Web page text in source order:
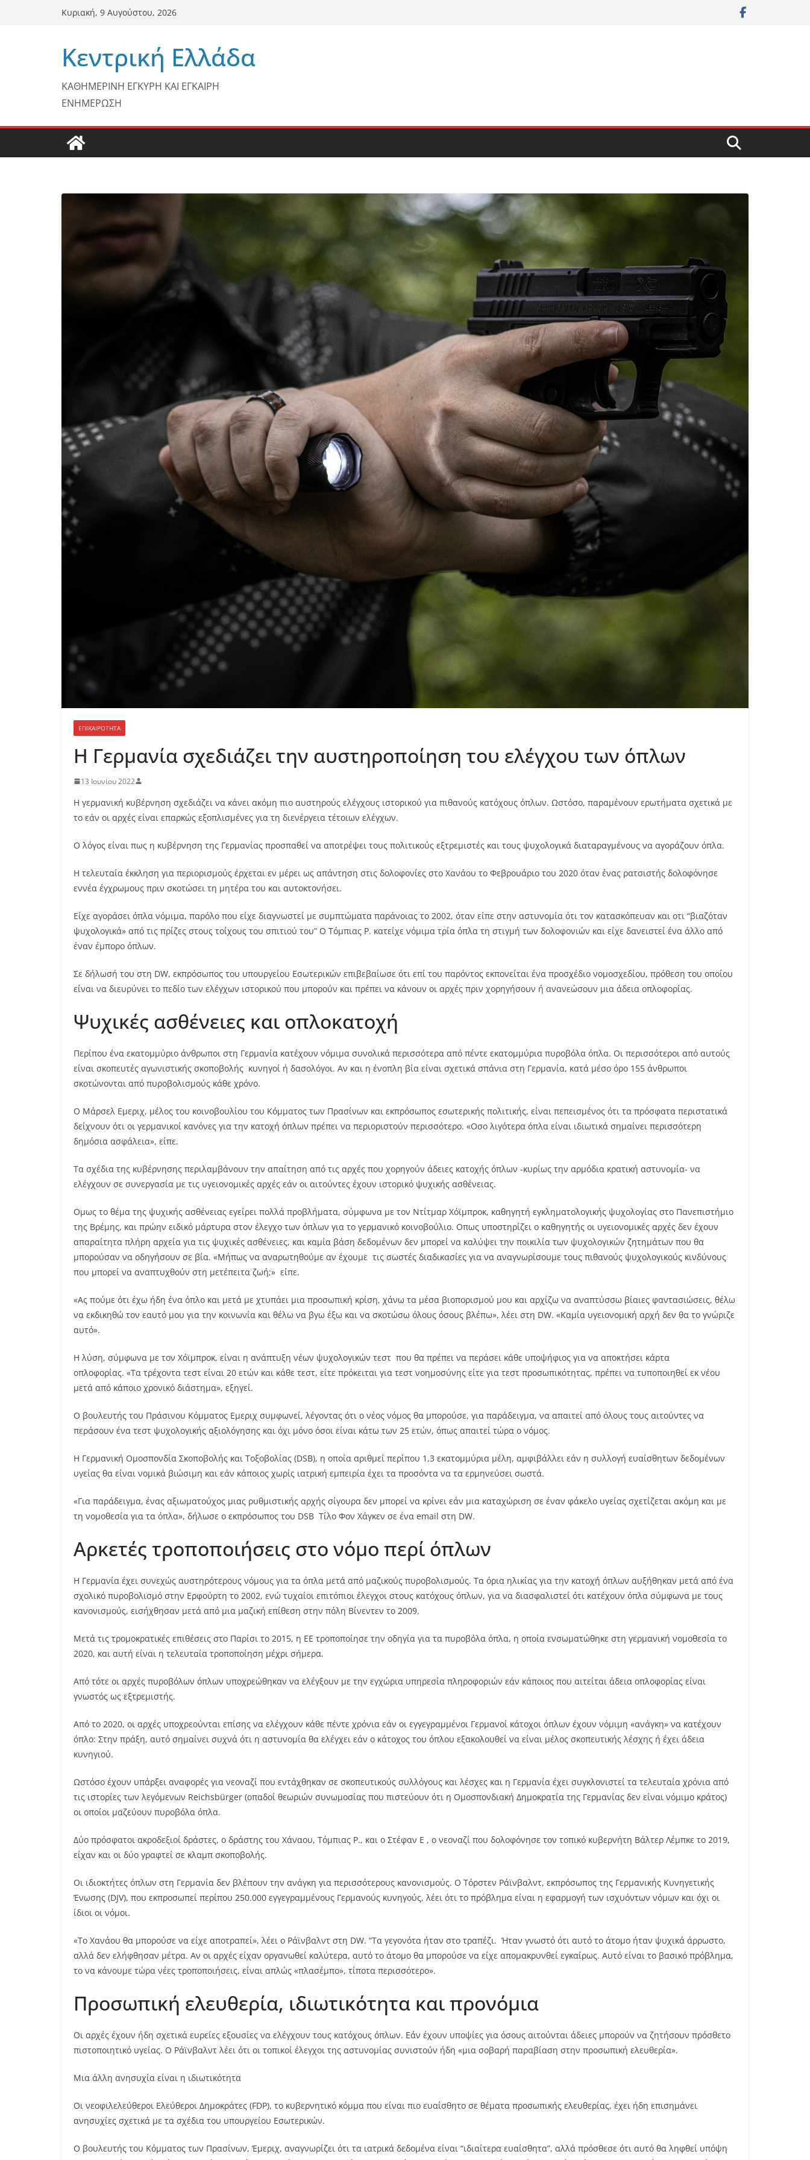
Κυριακή, 9 Αυγούστου, 2026
Κεντρική Ελλάδα
ΚΑΘΗΜΕΡΙΝΗ ΕΓΚΥΡΗ ΚΑΙ ΕΓΚΑΙΡΗ
ΕΝΗΜΕΡΩΣΗ
ΕΠΙΚΑΙΡΟΤΗΤΑ
Η Γερμανία σχεδιάζει την αυστηροποίηση του ελέγχου των όπλων
13 Ιουνίου 2022
Η γερμανική κυβέρνηση σχεδιάζει να κάνει ακόμη πιο αυστηρούς ελέγχους ιστορικού για πιθανούς κατόχους όπλων. Ωστόσο, παραμένουν ερωτήματα σχετικά με
το εάν οι αρχές είναι επαρκώς εξοπλισμένες για τη διενέργεια τέτοιων ελέγχων.
Ο λόγος είναι πως η κυβέρνηση της Γερμανίας προσπαθεί να αποτρέψει τους πολιτικούς εξτρεμιστές και τους ψυχολογικά διαταραγμένους να αγοράζουν όπλα.
Η τελευταία έκκληση για περιορισμούς έρχεται εν μέρει ως απάντηση στις δολοφονίες στο Χανάου το Φεβρουάριο του 2020 όταν ένας ρατσιστής δολοφόνησε
εννέα έγχρωμους πριν σκοτώσει τη μητέρα του και αυτοκτονήσει.
Είχε αγοράσει όπλα νόμιμα, παρόλο που είχε διαγνωστεί με συμπτώματα παράνοιας το 2002, όταν είπε στην αστυνομία ότι τον κατασκόπευαν και οτι “βιαζόταν
ψυχολογικά» από τις πρίζες στους τοίχους του σπιτιού του” Ο Τόμπιας Ρ. κατείχε νόμιμα τρία όπλα τη στιγμή των δολοφονιών και είχε δανειστεί ένα άλλο από
έναν έμπορο όπλων.
Σε δήλωσή του στη DW, εκπρόσωπος του υπουργείου Εσωτερικών επιβεβαίωσε ότι επί του παρόντος εκπονείται ένα προσχέδιο νομοσχεδίου, πρόθεση του οποίου
είναι να διευρύνει το πεδίο των ελέγχων ιστορικού που μπορούν και πρέπει να κάνουν οι αρχές πριν χορηγήσουν ή ανανεώσουν μια άδεια οπλοφορίας.
Ψυχικές ασθένειες και οπλοκατοχή
Περίπου ένα εκατομμύριο άνθρωποι στη Γερμανία κατέχουν νόμιμα συνολικά περισσότερα από πέντε εκατομμύρια πυροβόλα όπλα. Οι περισσότεροι από αυτούς
είναι σκοπευτές αγωνιστικής σκοποβολής κυνηγοί ή δασολόγοι. Αν και η ένοπλη βία είναι σχετικά σπάνια στη Γερμανία, κατά μέσο όρο 155 άνθρωποι
σκοτώνονται από πυροβολισμούς κάθε χρόνο.
Ο Μάρσελ Εμεριχ, μέλος του κοινοβουλίου του Κόμματος των Πρασίνων και εκπρόσωπος εσωτερικής πολιτικής, είναι πεπεισμένος ότι τα πρόσφατα περιστατικά
δείχνουν ότι οι γερμανικοί κανόνες για την κατοχή όπλων πρέπει να περιοριστούν περισσότερο. «Οσο λιγότερα όπλα είναι ιδιωτικά σημαίνει περισσότερη
δημόσια ασφάλεια», είπε.
Τα σχέδια της κυβέρνησης περιλαμβάνουν την απαίτηση από τις αρχές που χορηγούν άδειες κατοχής όπλων -κυρίως την αρμόδια κρατική αστυνομία- να
ελέγχουν σε συνεργασία με τις υγειονομικές αρχές εάν οι αιτούντες έχουν ιστορικό ψυχικής ασθένειας.
Ομως το θέμα της ψυχικής ασθένειας εγείρει πολλά προβλήματα, σύμφωνα με τον Ντίτμαρ Χόϊμπροκ, καθηγητή εγκληματολογικής ψυχολογίας στο Πανεπιστήμιο
της Βρέμης, και πρώην ειδικό μάρτυρα στον έλεγχο των όπλων για το γερμανικό κοινοβούλιο. Οπως υποστηρίζει ο καθηγητής οι υγειονομικές αρχές δεν έχουν
απαραίτητα πλήρη αρχεία για τις ψυχικές ασθένειες, και καμία βάση δεδομένων δεν μπορεί να καλύψει την ποικιλία των ψυχολογικών ζητημάτων που θα
μπορούσαν να οδηγήσουν σε βία. «Μήπως να αναρωτηθούμε αν έχουμε τις σωστές διαδικασίες για να αναγνωρίσουμε τους πιθανούς ψυχολογικούς κινδύνους
που μπορεί να αναπτυχθούν στη μετέπειτα ζωή;» είπε.
«Ας πούμε ότι έχω ήδη ένα όπλο και μετά με χτυπάει μια προσωπική κρίση, χάνω τα μέσα βιοπορισμού μου και αρχίζω να αναπτύσσω βίαιες φαντασιώσεις, θέλω
να εκδικηθώ τον εαυτό μου για την κοινωνία και θέλω να βγω έξω και να σκοτώσω όλους όσους βλέπω», λέει στη DW. «Καμία υγειονομική αρχή δεν θα το γνώριζε
αυτό».
Η λύση, σύμφωνα με τον Χόϊμπροκ, είναι η ανάπτυξη νέων ψυχολογικών τεστ που θα πρέπει να περάσει κάθε υποψήφιος για να αποκτήσει κάρτα
οπλοφορίας. «Τα τρέχοντα τεστ είναι 20 ετών και κάθε τεστ, είτε πρόκειται για τεστ νοημοσύνης είτε για τεστ προσωπικότητας, πρέπει να τυποποιηθεί εκ νέου
μετά από κάποιο χρονικό διάστημα», εξηγεί.
Ο βουλευτής του Πράσινου Κόμματος Eμεριχ συμφωνεί, λέγοντας ότι ο νέος νόμος θα μπορούσε, για παράδειγμα, να απαιτεί από όλους τους αιτούντες να
περάσουν ένα τεστ ψυχολογικής αξιολόγησης και όχι μόνο όσοι είναι κάτω των 25 ετών, όπως απαιτεί τώρα ο νόμος.
Η Γερμανική Ομοσπονδία Σκοποβολής και Τοξοβολίας (DSB), η οποία αριθμεί περίπου 1,3 εκατομμύρια μέλη, αμφιβάλλει εάν η συλλογή ευαίσθητων δεδομένων
υγείας θα είναι νομικά βιώσιμη και εάν κάποιος χωρίς ιατρική εμπειρία έχει τα προσόντα να τα ερμηνεύσει σωστά.
«Για παράδειγμα, ένας αξιωματούχος μιας ρυθμιστικής αρχής σίγουρα δεν μπορεί να κρίνει εάν μια καταχώριση σε έναν φάκελο υγείας σχετίζεται ακόμη και με
τη νομοθεσία για τα όπλα», δήλωσε ο εκπρόσωπος του DSB Τίλο Φον Χάγκεν σε ένα email στη DW.
Αρκετές τροποποιήσεις στο νόμο περί όπλων
Η Γερμανία έχει συνεχώς αυστηρότερους νόμους για τα όπλα μετά από μαζικούς πυροβολισμούς. Τα όρια ηλικίας για την κατοχή όπλων αυξήθηκαν μετά από ένα
σχολικό πυροβολισμό στην Ερφούρτη το 2002, ενώ τυχαίοι επιτόπιοι έλεγχοι στους κατόχους όπλων, για να διασφαλιστεί ότι κατέχουν όπλα σύμφωνα με τους
κανονισμούς, εισήχθησαν μετά από μια μαζική επίθεση στην πόλη Βίνεντεν το 2009.
Μετά τις τρομοκρατικές επιθέσεις στο Παρίσι το 2015, η ΕΕ τροποποίησε την οδηγία για τα πυροβόλα όπλα, η οποία ενσωματώθηκε στη γερμανική νομοθεσία το
2020, και αυτή είναι η τελευταία τροποποίηση μέχρι σήμερα.
Από τότε οι αρχές πυροβόλων όπλων υποχρεώθηκαν να ελέγξουν με την εγχώρια υπηρεσία πληροφοριών εάν κάποιος που αιτείται άδεια οπλοφορίας είναι
γνωστός ως εξτρεμιστής.
Από το 2020, οι αρχές υποχρεούνται επίσης να ελέγχουν κάθε πέντε χρόνια εάν οι εγγεγραμμένοι Γερμανοί κάτοχοι όπλων έχουν νόμιμη «ανάγκη» να κατέχουν
όπλο: Στην πράξη, αυτό σημαίνει συχνά ότι η αστυνομία θα ελέγχει εάν ο κάτοχος του όπλου εξακολουθεί να είναι μέλος σκοπευτικής λέσχης ή έχει άδεια
κυνηγιού.
Ωστόσο έχουν υπάρξει αναφορές για νεοναζί που εντάχθηκαν σε σκοπευτικούς συλλόγους και λέσχες και η Γερμανία έχει συγκλονιστεί τα τελευταία χρόνια από
τις ιστορίες των λεγόμενων Reichsbürger (οπαδοί θεωριών συνωμοσίας που πιστεύουν ότι η Ομοσπονδιακή Δημοκρατία της Γερμανίας δεν είναι νόμιμο κράτος)
οι οποίοι μαζεύουν πυροβόλα όπλα.
Δύο πρόσφατοι ακροδεξιοί δράστες, ο δράστης του Χάναου, Tόμπιας Ρ., και ο Στέφαν E , ο νεοναζί που δολοφόνησε τον τοπικό κυβερνήτη Βάλτερ Λέμπκε το 2019,
είχαν και οι δύο γραφτεί σε κλαμπ σκοποβολής.
Οι ιδιοκτήτες όπλων στη Γερμανία δεν βλέπουν την ανάγκη για περισσότερους κανονισμούς. Ο Τόρστεν Ράϊνβαλντ, εκπρόσωπος της Γερμανικής Κυνηγετικής
Ένωσης (DJV), που εκπροσωπεί περίπου 250.000 εγγεγραμμένους Γερμανούς κυνηγούς, λέει ότι το πρόβλημα είναι η εφαρμογή των ισχυόντων νόμων και όχι οι
ίδιοι οι νόμοι.
«Το Χανάου θα μπορούσε να είχε αποτραπεί», λέει ο Ράϊνβαλντ στη DW. “Τα γεγονότα ήταν στο τραπέζι. Ήταν γνωστό ότι αυτό το άτομο ήταν ψυχικά άρρωστο,
αλλά δεν ελήφθησαν μέτρα. Αν οι αρχές είχαν οργανωθεί καλύτερα, αυτό το άτομο θα μπορούσε να είχε απομακρυνθεί εγκαίρως. Αυτό είναι το βασικό πρόβλημα,
το να κάνουμε τώρα νέες τροποποιήσεις, είναι απλώς «πλασέμπο», τίποτα περισσότερο».
Προσωπική ελευθερία, ιδιωτικότητα και προνόμια
Οι αρχές έχουν ήδη σχετικά ευρείες εξουσίες να ελέγχουν τους κατόχους όπλων. Εάν έχουν υποψίες για όσους αιτούνται άδειες μπορούν να ζητήσουν πρόσθετο
πιστοποιητικό υγείας. Ο Ράϊνβαλντ λέει ότι οι τοπικοί έλεγχοι της αστυνομίας συνιστούν ήδη «μια σοβαρή παραβίαση στην προσωπική ελευθερία».
Μια άλλη ανησυχία είναι η ιδιωτικότητα
Οι νεοφιλελεύθεροι Ελεύθεροι Δημοκράτες (FDP), το κυβερνητικό κόμμα που είναι πιο ευαίσθητο σε θέματα προσωπικής ελευθερίας, έχει ήδη επισημάνει
ανησυχίες σχετικά με τα σχέδια του υπουργείου Εσωτερικών.
Ο βουλευτής του Κόμματος των Πρασίνων, Έμεριχ, αναγνωρίζει ότι τα ιατρικά δεδομένα είναι “ιδιαίτερα ευαίσθητα”, αλλά πρόσθεσε ότι αυτό θα ληφθεί υπόψη